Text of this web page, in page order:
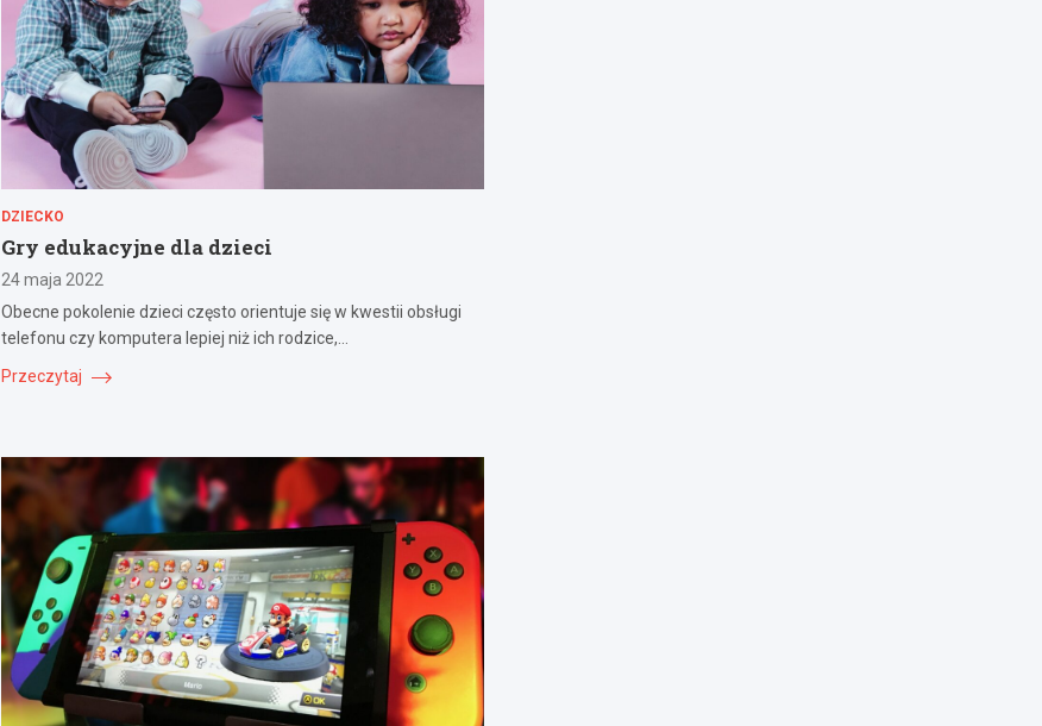
DZIECKO
Gry edukacyjne dla dzieci
24 maja 2022
Obecne pokolenie dzieci często orientuje się w kwestii obsługi
telefonu czy komputera lepiej niż ich rodzice,…
Przeczytaj